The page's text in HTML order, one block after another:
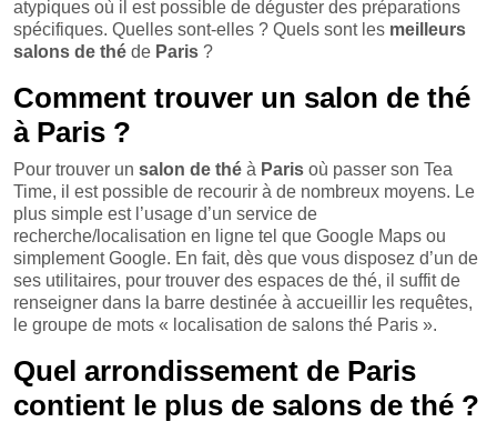
atypiques où il est possible de déguster des préparations
spécifiques. Quelles sont-elles ? Quels sont les meilleurs
salons de thé de Paris ?
Comment trouver un salon de thé
à Paris ?
Pour trouver un salon de thé à Paris où passer son Tea
Time, il est possible de recourir à de nombreux moyens. Le
plus simple est l’usage d’un service de
recherche/localisation en ligne tel que Google Maps ou
simplement Google. En fait, dès que vous disposez d’un de
ses utilitaires, pour trouver des espaces de thé, il suffit de
renseigner dans la barre destinée à accueillir les requêtes,
le groupe de mots « localisation de salons thé Paris ».
Quel arrondissement de Paris
contient le plus de salons de thé ?